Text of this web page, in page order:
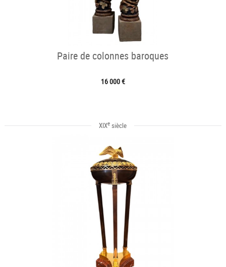
Paire de colonnes baroques
16 000 €
XIXe siècle